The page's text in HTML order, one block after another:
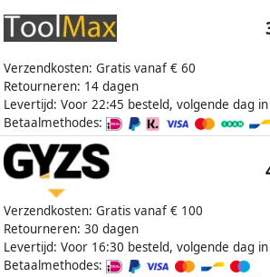
Verzendkosten: Gratis vanaf € 60
Retourneren: 14 dagen
Levertijd: Voor 22:45 besteld, volgende dag
Betaalmethodes:
Verzendkosten: Gratis vanaf € 100
Retourneren: 30 dagen
Levertijd: Voor 16:30 besteld, volgende dag
Betaalmethodes: